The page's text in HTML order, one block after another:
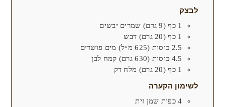
לבצק
1 כף (9 גרם)
שמרים יבשים
1 כף (20 גרם)
דבש
2.5 כוסות (625 מ״ל)
מים פושרים
4.5 כוסות (630 גרם)
קמח לבן
1 כף (20 גרם) מלח דק
לשימון הקערה
4 כפות שמן זית